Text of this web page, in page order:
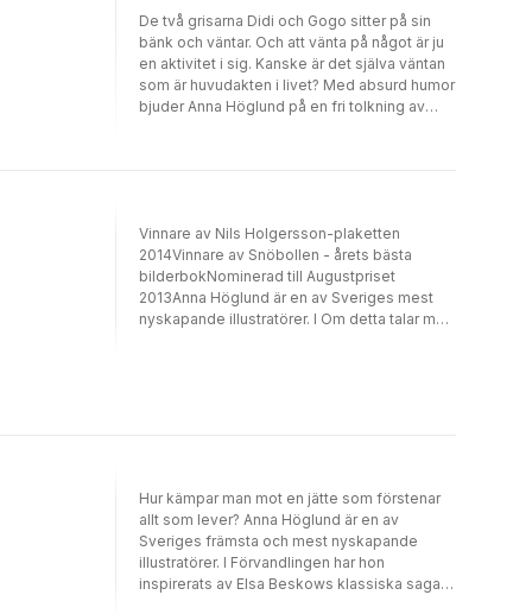
De två grisarna Didi och Gogo sitter på sin
bänk och väntar. Och att vänta på något är ju
en aktivitet i sig. Kanske är det själva väntan
som är huvudakten i livet? Med absurd humor
bjuder Anna Höglund på en fri tolkning av
Vinnare av Nils Holgersson-plaketten
2014Vinnare av Snöbollen - årets bästa
bilderbokNominerad till Augustpriset
2013Anna Höglund är en av Sveriges mest
nyskapande illustratörer. I Om detta talar man
annorlunda, men samtidigt sträva efter större
gemenskap.Om detta talar man endast med
kaniner vänder sig till ungdomar och vuxna."
en alldeles storartad bilderbok på flera sätt.
Det är bilderbok på sin yppersta höjd, som
språk- och bildpoesi, som konst. Ulla Rhedin,
Hur kämpar man mot en jätte som förstenar
allt som lever? Anna Höglund är en av
Sveriges främsta och mest nyskapande
illustratörer. I Förvandlingen har hon
inspirerats av Elsa Beskows klassiska saga